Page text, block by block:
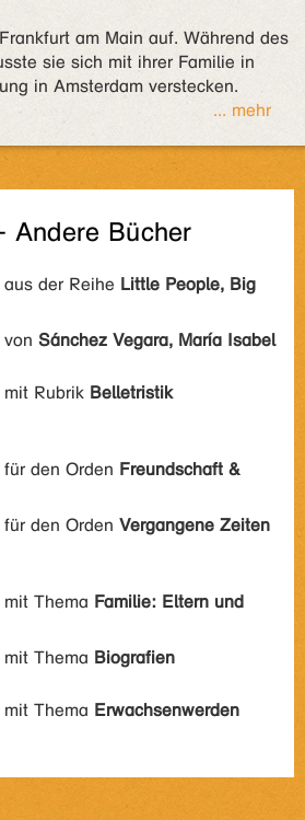
am Main auf. Während des
sie sich mit ihrer Familie in
in Amsterdam verstecken.
... mehr
Andere Bücher
der Reihe Little People, Big
Sánchez Vegara, María Isabel
Rubrik Belletristik
den Orden Freundschaft &
den Orden Vergangene Zeiten
Thema Familie: Eltern und
Thema Biografien
Thema Erwachsenwerden